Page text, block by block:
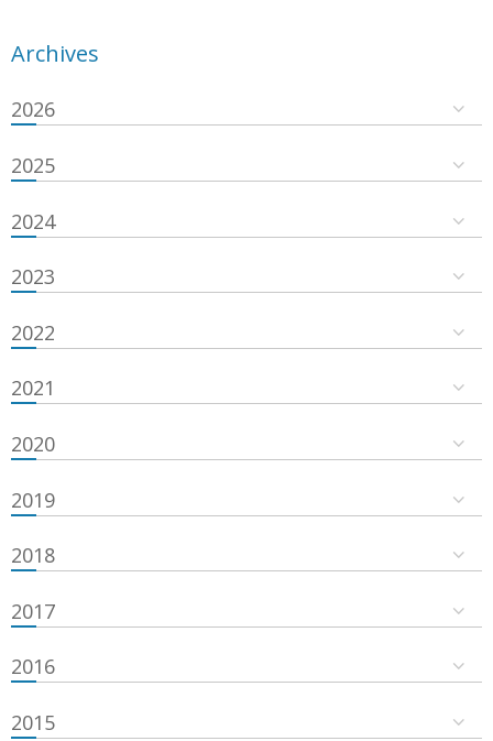
Archives
2026
2025
2024
2023
2022
2021
2020
2019
2018
2017
2016
2015